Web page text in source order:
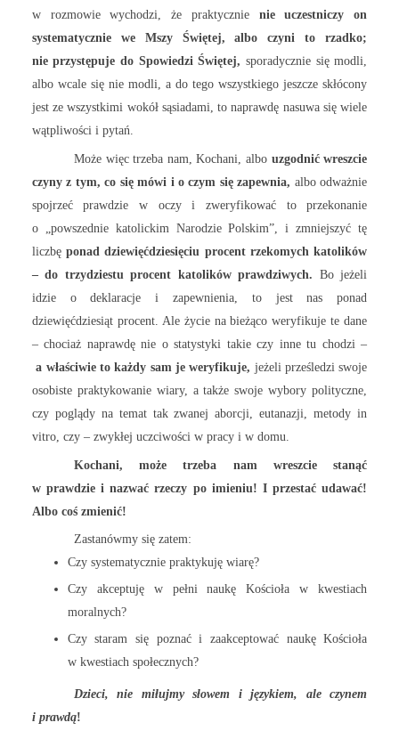
w rozmowie wychodzi, że praktycznie nie uczestniczy on
systematycznie we Mszy Świętej, albo czyni to rzadko;
nie przystępuje do Spowiedzi Świętej, sporadycznie się modli,
albo wcale się nie modli, a do tego wszystkiego jeszcze skłócony
jest ze wszystkimi wokół sąsiadami, to naprawdę nasuwa się wiele
wątpliwości i pytań.
Może więc trzeba nam, Kochani, albo uzgodnić wreszcie
czyny z tym, co się mówi i o czym się zapewnia, albo odważnie
spojrzeć prawdzie w oczy i zweryfikować to przekonanie
o „powszednie katolickim Narodzie Polskim”, i zmniejszyć tę
liczbęponad dziewięćdziesięciu procent rzekomych katolików
– do trzydziestu procent katolików prawdziwych. Bo jeżeli
idzie o deklaracje i zapewnienia, to jest nas ponad
dziewięćdziesiąt procent. Ale życie na bieżąco weryfikuje te dane
– chociaż naprawdę nie o statystyki takie czy inne tu chodzi –
a właściwie to każdy sam je weryfikuje, jeżeli prześledzi swoje
osobiste praktykowanie wiary, a także swoje wybory polityczne,
czy poglądy na temat tak zwanej aborcji, eutanazji, metody in
vitro, czy – zwykłej uczciwości w pracy i w domu.
Kochani, może trzeba nam wreszcie stanąć
w prawdzie i nazwać rzeczy po imieniu! I przestać udawać!
Albo coś zmienić!
Zastanówmy się zatem:
Czy systematycznie praktykuję wiarę?
Czy akceptuję w pełni naukę Kościoła w kwestiach
moralnych?
Czy staram się poznać i zaakceptować naukę Kościoła
w kwestiach społecznych?
Dzieci, nie miłujmy słowem i językiem, ale czynem
i prawdą!